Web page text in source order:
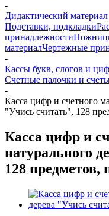
-
Дидактический материал
Подставки, подкладки
принадлежности
материалЧертежные
-
Кассы букв, слогов и
Счетные палочки и
-
Касса цифр и счетного
"Учись считать", 128
Касса цифр и
натурального
128 предметов,